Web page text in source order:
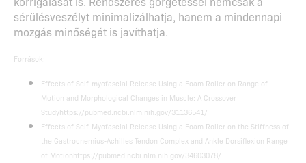
sérülésveszélyt minimalizálhatja, hanem a mindennapi
mozgás minőségét is javíthatja.
Források:
Effects of Self-myofascial Release Using a Foam Roller on Range of
Motion and Morphological Changes in Muscle: A Crossover
Studyhttps://pubmed.ncbi.nlm.nih.gov/31136541/
Effects of Self-Myofascial Release Using a Foam Roller on the Stiffness of
the Gastrocnemius-Achilles Tendon Complex and Ankle Dorsiflexion Range
of Motionhttps://pubmed.ncbi.nlm.nih.gov/34603078/